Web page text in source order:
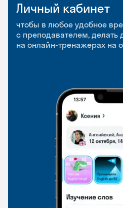
Личный кабинет
чтобы в любое удобное
с преподавателем,
на онлайн-тренажерах на
Мобильное
приложение
чтобы заниматься и
и когда удобно
Разговорные клубы
и Talks
Групповые занятия для
и индивидуальные